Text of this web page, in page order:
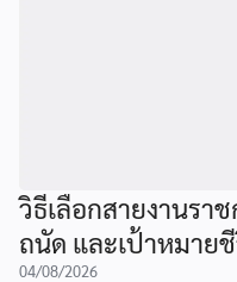
วิธีเลือกสายงานรา
ถนัด และเป้าหมาย
04/08/2026